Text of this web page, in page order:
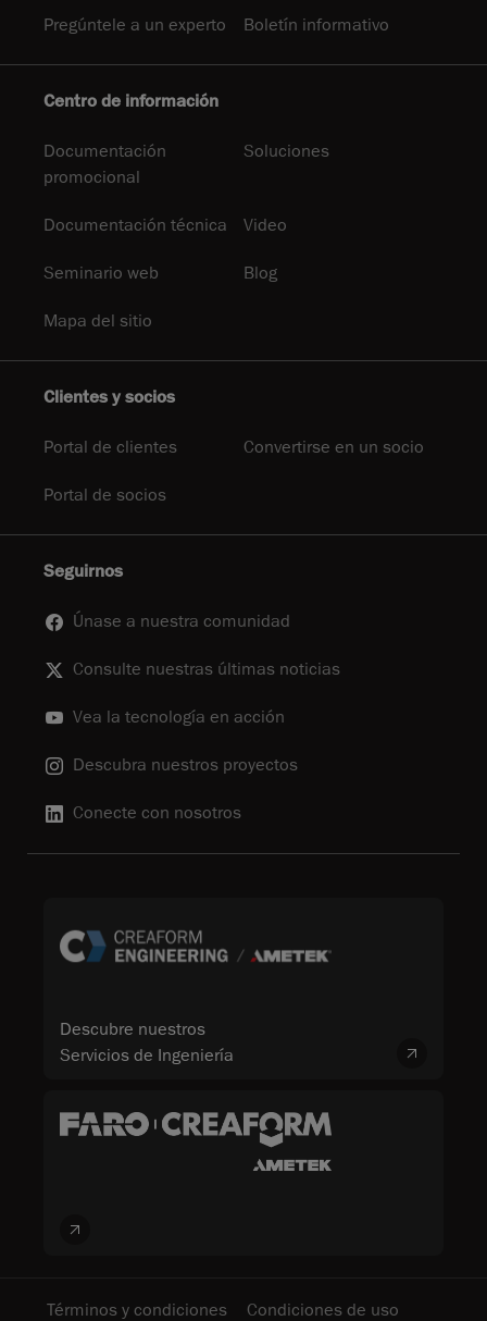
Pregúntele a un experto Boletín informativo
Centro de información
Documentación
promocional
Soluciones
Documentación técnica Video
Seminario web Blog
Mapa del sitio
Clientes y socios
Portal de clientes Convertirse en un socio
Portal de socios
Seguirnos
Únase a nuestra comunidad
Consulte nuestras últimas noticias
Vea la tecnología en acción
Descubra nuestros proyectos
Conecte con nosotros
Descubre nuestros
Servicios de Ingeniería
Términos y condiciones Condiciones de uso